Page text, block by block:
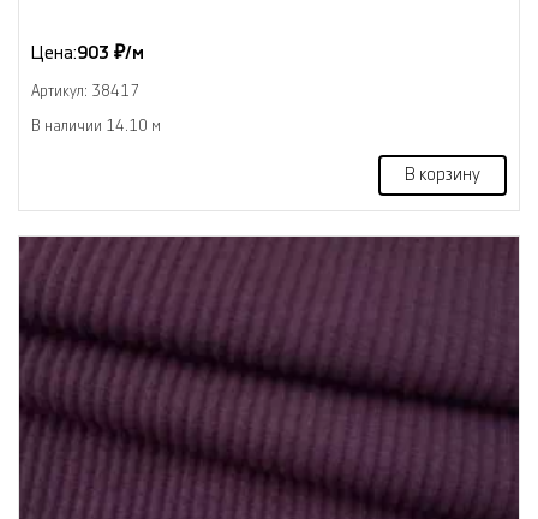
Цена:903 ₽/м
Артикул: 38417
В наличии 14.10 м
В корзину